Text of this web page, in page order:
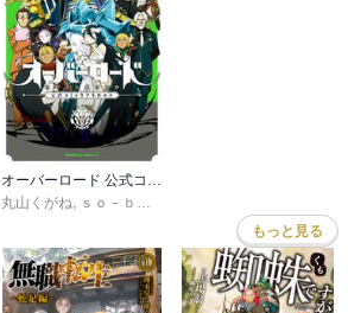
丸山くがね
ｓｏ－ｂｉｎ
もっと見る